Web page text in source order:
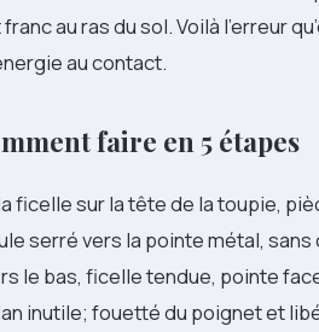
au ras du sol. Voilà l’erreur
au contact.
faire en 5 étapes
ficelle sur la tête de la toupie,
serré vers la pointe métal,
le bas, ficelle tendue, pointe
inutile; fouetté du poignet et